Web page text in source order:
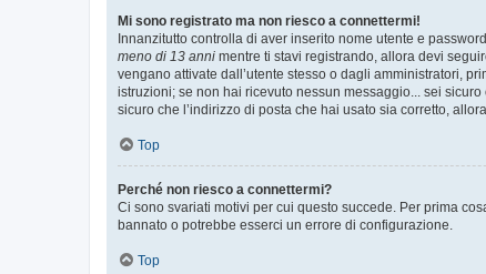
Mi sono registrato ma non riesco a connettermi!
Innanzitutto controlla di aver inserito nome utente e
meno di 13 anni mentre ti stavi registrando, allora devi
vengano attivate dall’utente stesso o dagli amministratori,
istruzioni; se non hai ricevuto nessun messaggio... sei
sicuro che l’indirizzo di posta che hai usato sia corretto,
Top
Perché non riesco a connettermi?
Ci sono svariati motivi per cui questo succede. Per prima
bannato o potrebbe esserci un errore di configurazione.
Top